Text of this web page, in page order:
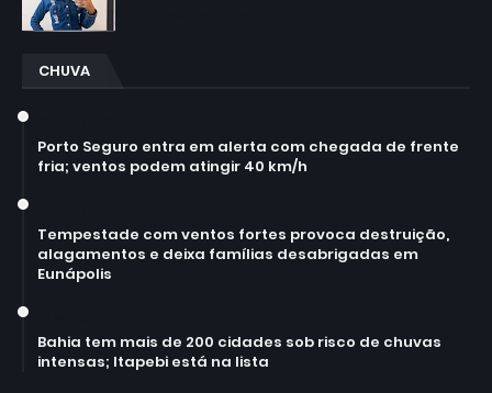
CHUVA
Porto Seguro entra em alerta com chegada de frente
fria; ventos podem atingir 40 km/h
Tempestade com ventos fortes provoca destruição,
alagamentos e deixa famílias desabrigadas em
Eunápolis
Bahia tem mais de 200 cidades sob risco de chuvas
intensas; Itapebi está na lista